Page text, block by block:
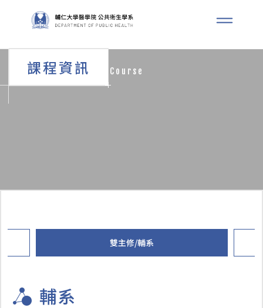
課程資訊 Course
雙主修/輔系
輔系